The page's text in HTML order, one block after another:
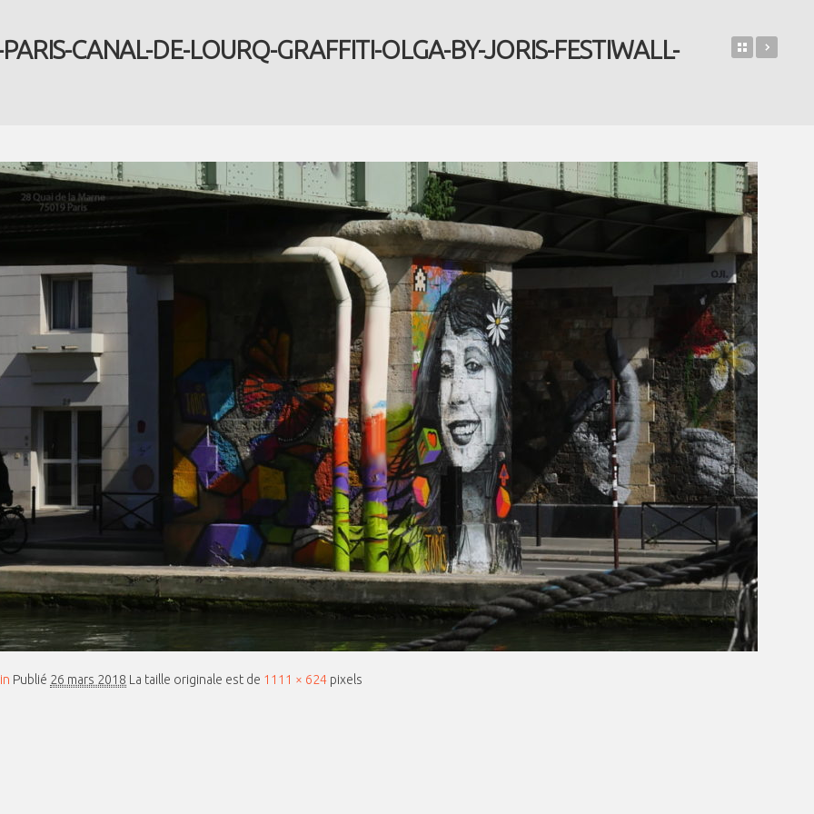
CANAL-DE-LOURQ-GRAFFITI-OLGA-BY-JORIS-FESTIWALL-
Retour
Publié 26 mars 2018 La taille originale est de 1111 × 624 pixels